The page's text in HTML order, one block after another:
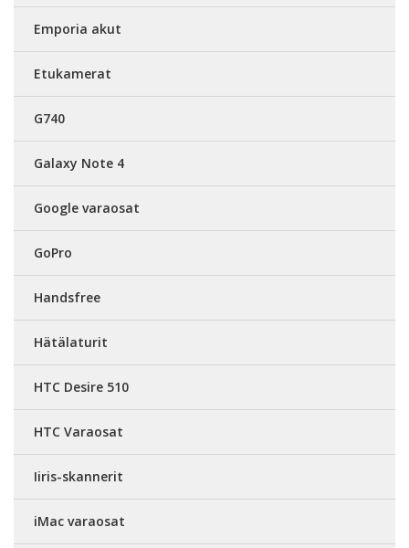
Emporia akut
Etukamerat
G740
Galaxy Note 4
Google varaosat
GoPro
Handsfree
Hätälaturit
HTC Desire 510
HTC Varaosat
Iiris-skannerit
iMac varaosat